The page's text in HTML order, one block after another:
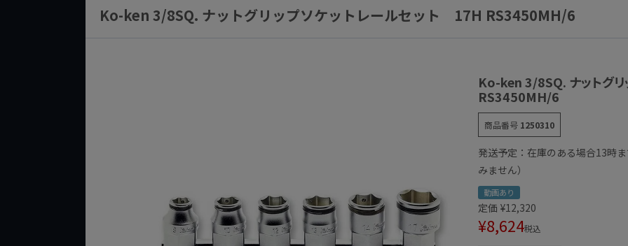
Ko-ken 3/8SQ. ナットグリップソケットレールセット 17H RS3450MH/6
Ko-ken 3/8SQ. ナットグ
RS3450MH/6
商品番号 1250310
発送予定：在庫のある場合13時
みません）
動画あり
定価 ¥12,320
¥8,624税込